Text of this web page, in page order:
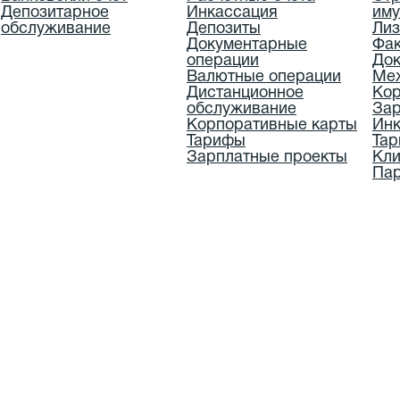
Депозитарное
обслуживание
Инкассация
Депозиты
Документарные
операции
Валютные операции
Дистанционное
обслуживание
Корпоративные карты
Тарифы
Зарплатные проекты